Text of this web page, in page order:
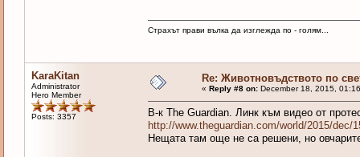
Страхът прави вълка да изглежда по - голям...
KaraKitan
Administrator
Hero Member
Posts: 3357
Re: Животновъдството по
« Reply #8 on:December 18, 2015,
В-к The Guardian. Линк към видео от
http://www.theguardian.com/world/2015/dec/
Нещата там още не са решени, но